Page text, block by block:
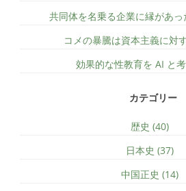
共同体を名乗る企業に縁があ
コメの暴騰は資本主義に対
効果的な性教育を AI と
カテゴリー
歴史 (40)
日本史 (37)
中国正史 (14)